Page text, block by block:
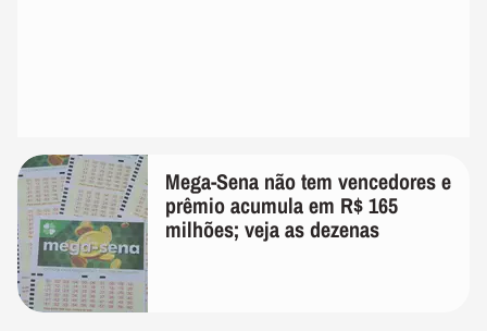
Mega-Sena não tem vencedores e
prêmio acumula em R$ 165
milhões; veja as dezenas